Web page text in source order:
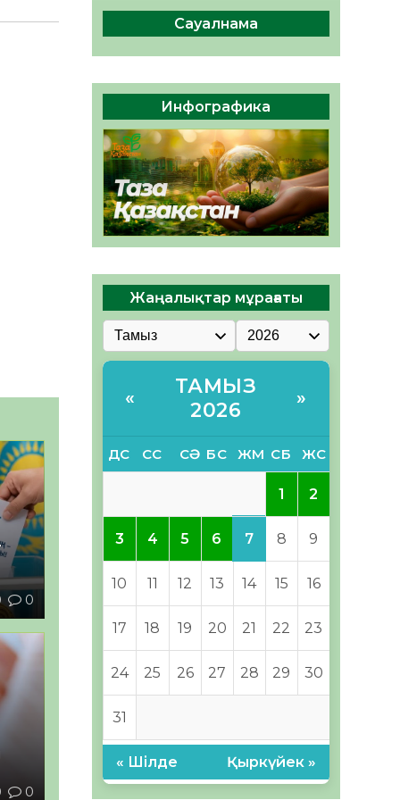
0
0
беруге дайын
ӘРБІР ДАУЫС – ҚОҒАМ
ДАМУЫНА ҚОСЫЛҒАН
ҮЛЕС
05.08.2026
39 0
Сауалнама
Инфографика
Жаңалықтар мұрағаты
«
ТАМЫЗ
2026
»
ДС СС СӘ БС ЖМ СБ ЖС
1 2
3 4 5 6 7 8 9
10 11 12 13 14 15 16
17 18 19 20 21 22 23
24 25 26 27 28 29 30
31
« Шілде Қыркүйек »